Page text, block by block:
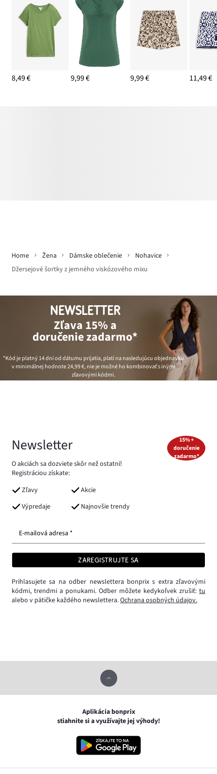
8,49 € 9,99 € 9,99 € 11,49 €
Home Žena Dámske oblečenie
Nohavice
Džersejové šortky z jemného viskózového mixu
NEWSLETTER
Zľava 15% a
doručenie zadarmo*
*Kód je platný 14 dní od dátumu prijatia, platí na nasledujúcu objednávku
v minimálnej hodnote24,99 €, nie je možné ho kombinovať s inými
zľavovými kódmi.
Newsletter
O akciách sa dozviete skôr než ostatní!
Registráciou získate:
Zľavy
Akcie
Výpredaje
Najnovšie trendy
15% +
doručenie
zadarmo*
E-mailová adresa *
ZAREGISTRUJTE SA
Prihlasujete sa na odber newslettera bonprix s extra zľavovými
kódmi, trendmi a ponukami. Odber môžete kedykoľvek zrušiť: tu
alebo v pätičke každého newslettera.Ochrana osobných údajov.
Aplikácia bonprix
stiahnite si a využívajte jej výhody!